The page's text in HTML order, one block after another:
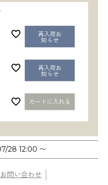
再入荷お
知らせ
再入荷お
知らせ
カートに入れる
28 12:00 〜
問い合わせ